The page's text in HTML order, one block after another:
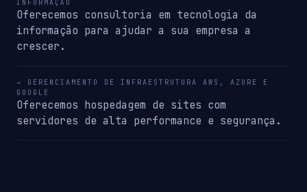
INFORMAÇÃO
Oferecemos consultoria em tecnologia da
informação para ajudar a sua empresa a
crescer.
→ GERENCIAMENTO DE INFRAESTRUTURA AWS, AZURE E
GOOGLE
Oferecemos hospedagem de sites com
servidores de alta performance e segurança.